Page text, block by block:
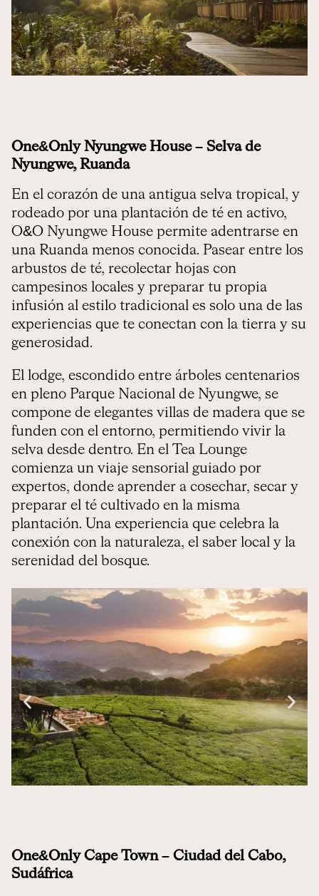
One&Only Nyungwe House – Selva de
Nyungwe, Ruanda
En el corazón de una antigua selva tropical, y
rodeado por una plantación de té en activo,
O&O Nyungwe House permite adentrarse en
una Ruanda menos conocida. Pasear entre los
arbustos de té, recolectar hojas con
campesinos locales y preparar tu propia
infusión al estilo tradicional es solo una de las
experiencias que te conectan con la tierra y su
generosidad.
El lodge, escondido entre árboles centenarios
en pleno Parque Nacional de Nyungwe, se
compone de elegantes villas de madera que se
funden con el entorno, permitiendo vivir la
selva desde dentro. En el Tea Lounge
comienza un viaje sensorial guiado por
expertos, donde aprender a cosechar, secar y
preparar el té cultivado en la misma
plantación. Una experiencia que celebra la
conexión con la naturaleza, el saber local y la
serenidad del bosque.
One&Only Cape Town – Ciudad del Cabo,
Sudáfrica